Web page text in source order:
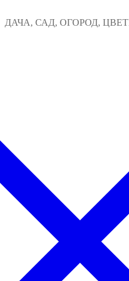
к
ДАЧА, САД, ОГОРОД,